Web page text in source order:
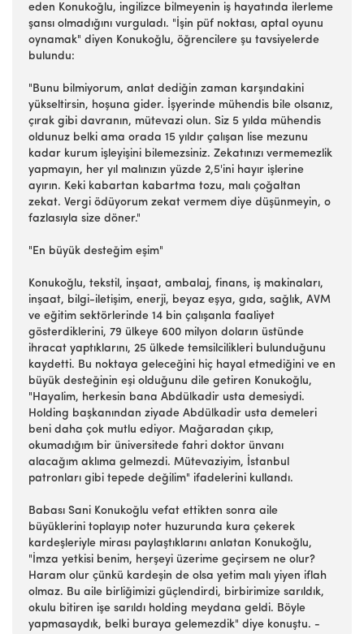
eden Konukoğlu, ingilizce bilmeyenin iş hayatında ilerleme
şansı olmadığını vurguladı. "İşin püf noktası, aptal oyunu
oynamak" diyen Konukoğlu, öğrencilere şu tavsiyelerde
bulundu:
"Bunu bilmiyorum, anlat dediğin zaman karşındakini
yükseltirsin, hoşuna gider. İşyerinde mühendis bile olsanız,
çırak gibi davranın, mütevazi olun. Siz 5 yılda mühendis
oldunuz belki ama orada 15 yıldır çalışan lise mezunu
kadar kurum işleyişini bilemezsiniz. Zekatınızı vermemezlik
yapmayın, her yıl malınızın yüzde 2,5'ini hayır işlerine
ayırın. Keki kabartan kabartma tozu, malı çoğaltan
zekat. Vergi ödüyorum zekat vermem diye düşünmeyin, o
fazlasıyla size döner."
"En büyük desteğim eşim"
Konukoğlu, tekstil, inşaat, ambalaj, finans, iş makinaları,
inşaat, bilgi-iletişim, enerji, beyaz eşya, gıda, sağlık, AVM
ve eğitim sektörlerinde 14 bin çalışanla faaliyet
gösterdiklerini, 79 ülkeye 600 milyon doların üstünde
ihracat yaptıklarını, 25 ülkede temsilcilikleri bulunduğunu
kaydetti. Bu noktaya geleceğini hiç hayal etmediğini ve en
büyük desteğinin eşi olduğunu dile getiren Konukoğlu,
"Hayalim, herkesin bana Abdülkadir usta demesiydi.
Holding başkanından ziyade Abdülkadir usta demeleri
beni daha çok mutlu ediyor. Mağaradan çıkıp,
okumadığım bir üniversitede fahri doktor ünvanı
alacağım aklıma gelmezdi. Mütevaziyim, İstanbul
patronları gibi tepede değilim" ifadelerini kullandı.
Babası Sani Konukoğlu vefat ettikten sonra aile
büyüklerini toplayıp noter huzurunda kura çekerek
kardeşleriyle mirası paylaştıklarını anlatan Konukoğlu,
"İmza yetkisi benim, herşeyi üzerime geçirsem ne olur?
Haram olur çünkü kardeşin de olsa yetim malı yiyen iflah
olmaz. Bu aile birliğimizi güçlendirdi, birbirimize sarıldık,
okulu bitiren işe sarıldı holding meydana geldi. Böyle
yapmasaydık, belki buraya gelemezdik" diye konuştu. -